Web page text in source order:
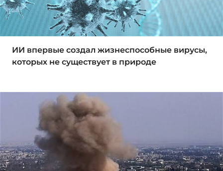
ИИ впервые создал жизнеспособные вирусы,
которых не существует в природе